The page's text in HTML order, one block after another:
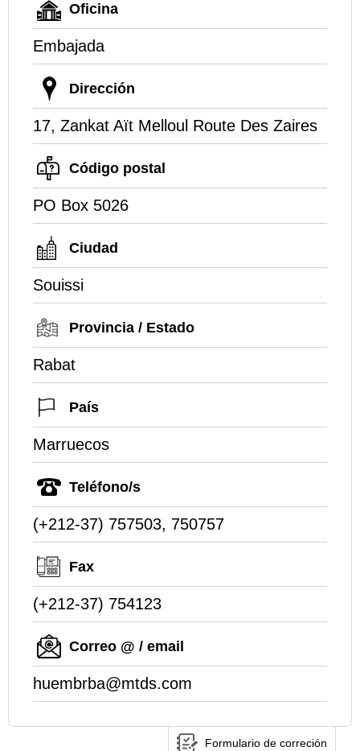
Oficina
Embajada
Dirección
17, Zankat Aït Melloul Route Des Zaires
Código postal
PO Box 5026
Ciudad
Souissi
Provincia / Estado
Rabat
País
Marruecos
Teléfono/s
(+212-37) 757503, 750757
Fax
(+212-37) 754123
Correo @ / email
huembrba@mtds.com
Formulario de correción